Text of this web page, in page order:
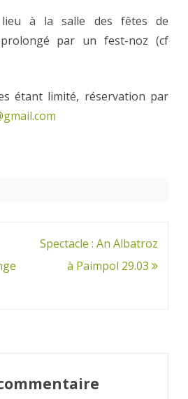
à la salle des fêtes de
par un fest-noz (cf
étant limité, réservation par
Spectacle : An Albatroz
à Paimpol 29.03